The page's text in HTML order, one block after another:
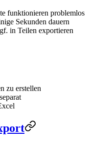
funktionieren problemlos
Sekunden dauern
in Teilen exportieren
zu erstellen